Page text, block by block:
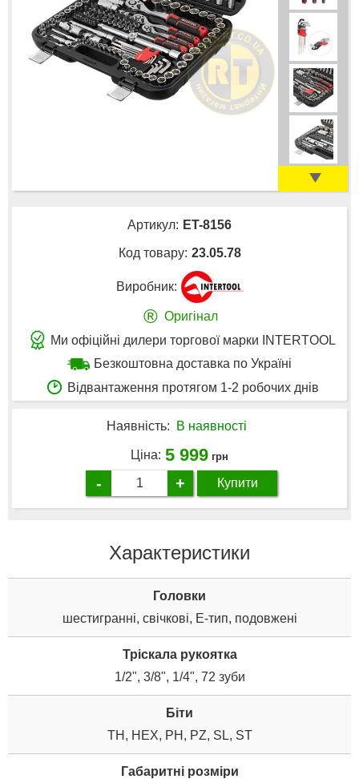
Артикул: ET-8156
Код товару: 23.05.78
Виробник:
® Оригінал
Ми офіційні дилери торгової марки INTERTOOL
Безкоштовна доставка по Україні
Відвантаження протягом 1-2 робочих днів
Наявність: В наявності
Ціна: 5 999 грн
- + Купити
Характеристики
Головки
шестигранні, свічкові, E-тип, подовжені
Тріскала рукоятка
1/2", 3/8", 1/4", 72 зуби
Біти
TH, HEX, PH, PZ, SL, ST
Габаритні розміри